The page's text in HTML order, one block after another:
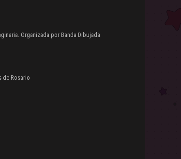
Organizada por Banda Dibujada
de Rosario